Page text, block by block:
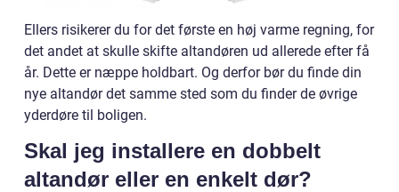
Ellers risikerer du for det første en høj varme regning, for
det andet at skulle skifte altandøren ud allerede efter få
år. Dette er næppe holdbart. Og derfor bør du finde din
nye altandør det samme sted som du finder de øvrige
yderdøre til boligen.
Skal jeg installere en dobbelt
altandør eller en enkelt dør?